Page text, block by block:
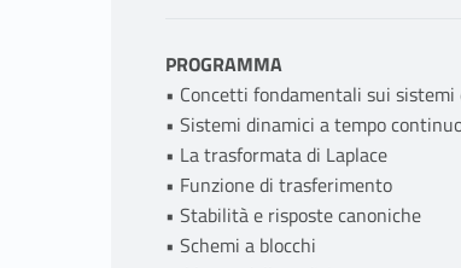
PROGRAMMA
• Concetti fondamentali sui
• Sistemi dinamici a tempo
• La trasformata di Laplace
• Funzione di trasferimento
• Stabilità e risposte canoniche
• Schemi a blocchi